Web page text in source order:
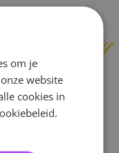
verzonden
om je
website
cookies in